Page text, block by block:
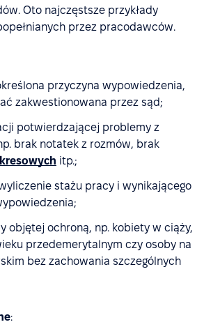
Oto najczęstsze przykłady
przez pracodawców.
przyczyna wypowiedzenia,
zakwestionowana przez sąd;
potwierdzającej problemy z
brak notatek z rozmów, brak
itp.;
stażu pracy i wynikającego
objętej ochroną, np. kobiety w ciąży,
przedemerytalnym czy osoby na
bez zachowania szczególnych
: